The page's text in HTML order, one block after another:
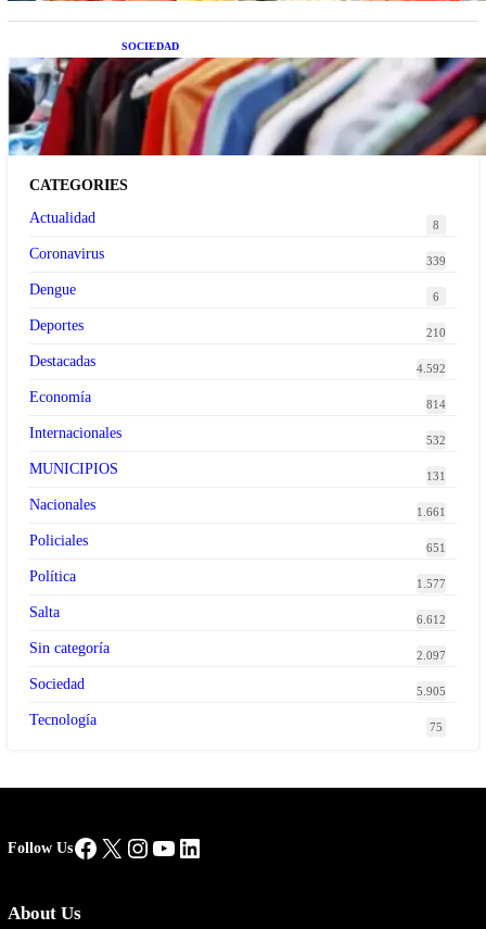
SOCIEDAD
Las grandes marcas globales se suman a la
tendencia de la ropa de segunda mano premium
CATEGORIES
Actualidad
8
Coronavirus 339
Dengue 6
Deportes 210
Destacadas 4.592
Economía 814
Internacionales 532
MUNICIPIOS 131
Nacionales 1.661
Policiales 651
Política 1.577
Salta 6.612
Sin categoría 2.097
Sociedad 5.905
Tecnología 75
Follow UsFacebook
X Instagram
YouTube
LinkedIn
About Us